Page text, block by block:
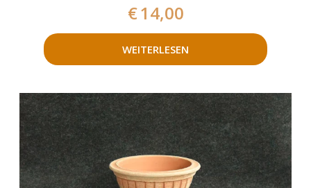
€14,00
WEITERLESEN